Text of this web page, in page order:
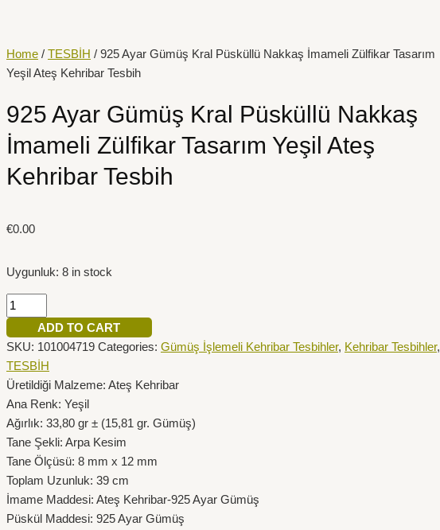
Home / TESBİH / 925 Ayar Gümüş Kral Püsküllü Nakkaş İmameli Zülfikar Tasarım
Yeşil Ateş Kehribar Tesbih
925 Ayar Gümüş Kral Püsküllü Nakkaş
İmameli Zülfikar Tasarım Yeşil Ateş
Kehribar Tesbih
€0.00
Uygunluk: 8 in stock
Gümüş
Kral
Püsküllü
Nakkaş
İmameli
Zülfikar
Yeşil
Tesbih
ADD TO CART
SKU: 101004719 Categories: Gümüş İşlemeli Kehribar Tesbihler, Kehribar Tesbihler,
TESBİH
Üretildiği Malzeme: Ateş Kehribar
Ana Renk: Yeşil
Ağırlık: 33,80 gr ± (15,81 gr. Gümüş)
Tane Şekli: Arpa Kesim
Tane Ölçüsü: 8 mm x 12 mm
Toplam Uzunluk: 39 cm
İmame Maddesi: Ateş Kehribar-925 Ayar Gümüş
Püskül Maddesi: 925 Ayar Gümüş